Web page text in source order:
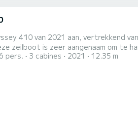
410 van 2021 aan, vertrekkend
zeilboot is zeer aangenaam om te
en een capaciteit van 7
6 pers. 3 cabines 2021 12.35 m